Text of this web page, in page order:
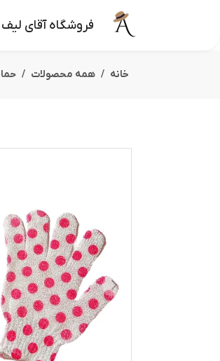
فروشگاه آقای لیف
خانه همه محصولات